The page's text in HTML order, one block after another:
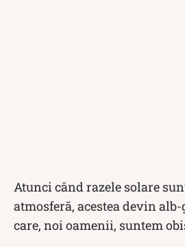
Atunci când razele solare
atmosferă, acestea devin
care, noi oamenii, suntem